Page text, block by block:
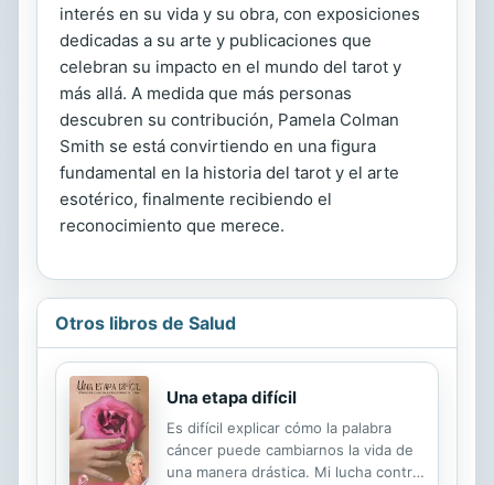
interés en su vida y su obra, con exposiciones
dedicadas a su arte y publicaciones que
celebran su impacto en el mundo del tarot y
más allá. A medida que más personas
descubren su contribución, Pamela Colman
Smith se está convirtiendo en una figura
fundamental en la historia del tarot y el arte
esotérico, finalmente recibiendo el
reconocimiento que merece.
Otros libros de Salud
Una etapa difícil
Es difícil explicar cómo la palabra
cáncer puede cambiarnos la vida de
una manera drástica. Mi lucha contra